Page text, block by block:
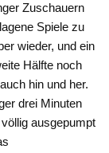
Zuschauern
Spiele zu
wieder, und ein
Hälfte noch
hin und her.
drei Minuten
ausgepumpt